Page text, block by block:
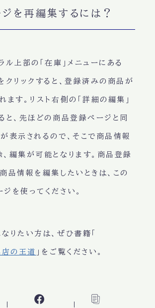
を再編集するには？
ル上部の「在庫」メニューにある
クリックすると、登録済みの商品が
ます。リスト右側の「詳細の編集」
と、先ほどの商品登録ページと同
表示されるので、そこで商品情報
編集が可能となります。商品登録
品情報を編集したいときは、この
を使ってください。
りたい方は、ぜひ書籍「
の王道 」をご覧ください。